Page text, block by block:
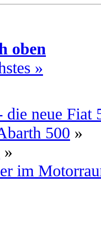
oben
»
die neue Fiat
500 »
»
im